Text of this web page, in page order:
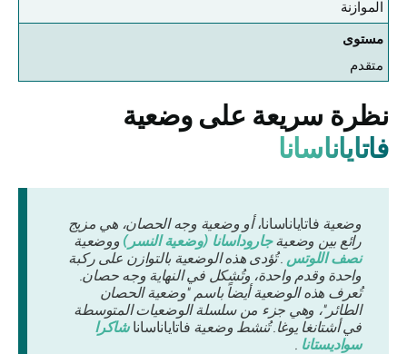
الموازنة
مستوى
متقدم
نظرة سريعة على وضعية
فاتاياناسانا
وضعيةفاتاياناسانا،أو وضعية وجه الحصان، هي مزيج
رائع بين وضعيةجاروداسانا(وضعية النسر)ووضعية
نصف اللوتس. تُؤدى هذه الوضعية بالتوازن على ركبة
واحدة وقدم واحدة، وتُشكل في النهاية وجه حصان.
تُعرف هذه الوضعية أيضاً باسم "وضعية الحصان
الطائر"، وهي جزء من سلسلة الوضعيات المتوسطة
في أشتانغا يوغا. تُنشط وضعيةفاتاياناساناشاكرا
سواديستانا.